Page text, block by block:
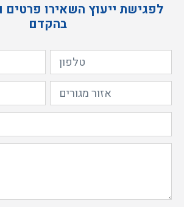
לפגישת ייעוץ השאירו פרטים
בהקדם